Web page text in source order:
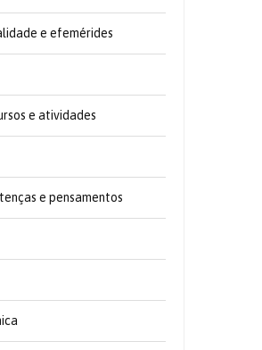
e efemérides
e atividades
e pensamentos